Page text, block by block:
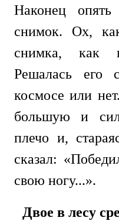
Наконец опять
снимок. Ох,
снимка, как
Решалась его
космосе или
большую и
плечо и,
сказал:
свою ногу...».
Двое в лесу